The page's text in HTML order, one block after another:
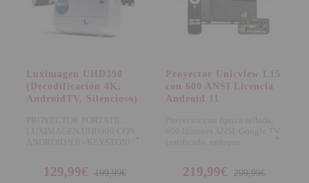
Luximagen UHD390
(Decodificación 4K,
AndroidTV, Silencioso)
+
129,99€ 199,99€
Proyector Unicview L15
con 600 ANSI Licencia
Android 11
+
219,99€ 299,99€